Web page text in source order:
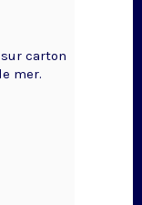
carton
mer.